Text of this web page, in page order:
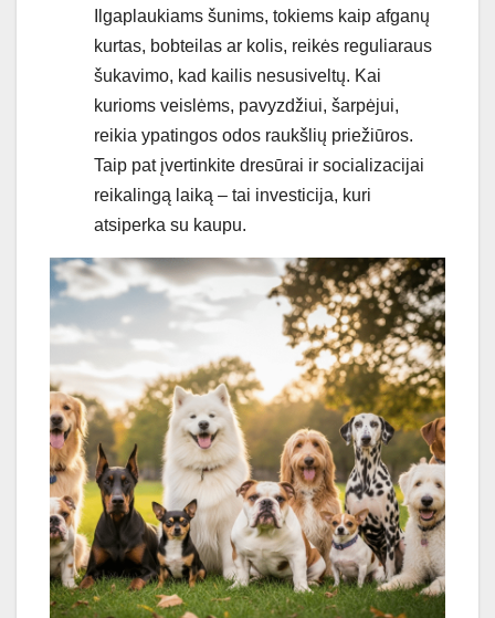
Ilgaplaukiams šunims, tokiems kaip afganų
kurtas, bobteilas ar kolis, reikės reguliaraus
šukavimo, kad kailis nesusiveltų. Kai
kurioms veislėms, pavyzdžiui, šarpėjui,
reikia ypatingos odos raukšlių priežiūros.
Taip pat įvertinkite dresūrai ir socializacijai
reikalingą laiką – tai investicija, kuri
atsiperka su kaupu.